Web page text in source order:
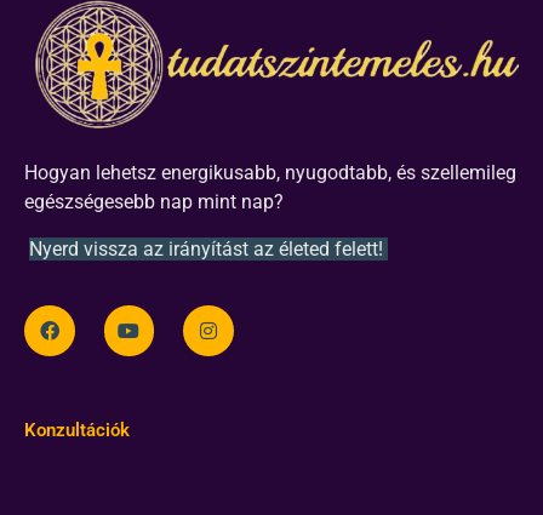
Hogyan lehetsz energikusabb, nyugodtabb, és szellemileg
egészségesebb nap mint nap?
Nyerd vissza az irányítást az életed felett!
Konzultációk